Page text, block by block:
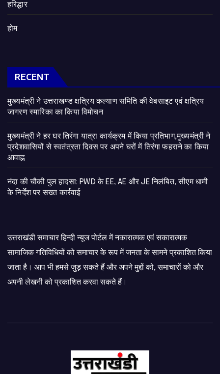
हरिद्धार
होम
RECENT
मुख्यमंत्री ने उत्तराखण्ड क्षत्रिय कल्याण समिति की वेबसाइट एवं क्षत्रिय
जागरण स्मारिका का किया विमोचन
मुख्यमंत्री ने हर घर तिरंगा यात्रा कार्यक्रम में किया प्रतिभाग,मुख्यमंत्री ने
प्रदेशवासियों से स्वतंत्रता दिवस पर अपने घरों में तिरंगा फहराने का किया
आवाह्न
नंदा की चौकी पुल हादसा: PWD के EE, AE और JE निलंबित, सीएम धामी
के निर्देश पर सख्त कार्रवाई
उत्तराखंडी समाचार हिन्दी न्यूज पोर्टल में नकारात्मक एवं सकारात्मक
सामाजिक गतिविधियों को समाचार के रूप में जनता के सामने प्रकाशित किया
जाता है। आप भी हमसे जुड़ सकते हैं और अपने मुद्दों को, समाचारों को और
अपनी लेखनी को प्रकाशित करवा सकते हैं।